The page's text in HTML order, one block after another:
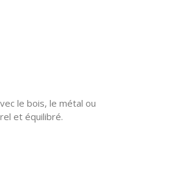
le bois, le métal ou
et équilibré.